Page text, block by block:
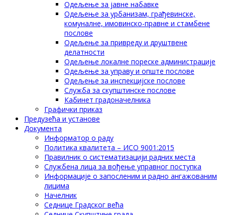
Одељење за јавне набавке
Одељење за урбанизам, грађевинске,
комуналне, имовинско-правне и стамбене
послове
Одељење за привреду и друштвене
делатности
Одељење локалне пореске администрације
Одељење за управу и опште послове
Одељење за инспекцијске послове
Служба за скупштинске послове
Кабинет градоначелника
Графички приказ
Предузећа и установе
Документа
Информатор о раду
Политика квалитета – ИСО 9001:2015
Правилник о систематизацији радних места
Службена лица за вођење управног поступка
Информације о запосленим и радно ангажованим
лицима
Начелник
Седнице Градског већа